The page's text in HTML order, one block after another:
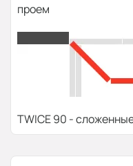
проем
TWICE 90 -